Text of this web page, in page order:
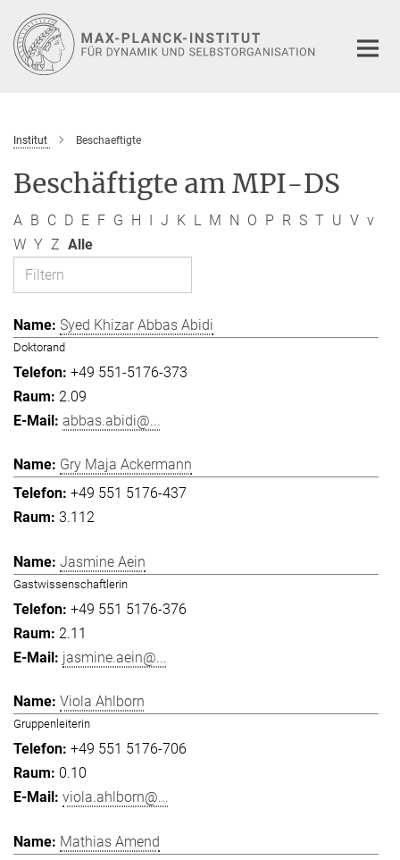
Hauptinhalt
Institut Beschaeftigte
Beschäftigte am MPI-DS
A B C D E F G H I J K L M N O P R S T U V v
W Y Z Alle
Syed Khizar Abbas Abidi
Doktorand
+49 551-5176-373
2.09
abbas.abidi@...
Gry Maja Ackermann
+49 551 5176-437
3.112
Jasmine Aein
Gastwissenschaftlerin
+49 551 5176-376
2.11
jasmine.aein@...
Viola Ahlborn
Gruppenleiterin
+49 551 5176-706
0.10
viola.ahlborn@...
Mathias Amend